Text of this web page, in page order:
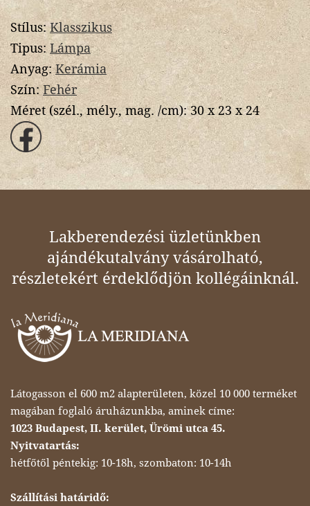
Stílus:Klasszikus
Tipus:Lámpa
Anyag:Kerámia
Szín:Fehér
Méret (szél., mély., mag. /cm):30 x 23 x 24
Lakberendezési üzletünkben
ajándékutalvány vásárolható,
részletekért érdeklődjön kollégáinknál.
Látogasson el 600 m2 alapterületen, közel 10 000 terméket
magában foglaló áruházunkba, aminek címe:
1023 Budapest, II. kerület, Ürömi utca 45.
Nyitvatartás:
hétfőtől péntekig: 10-18h, szombaton: 10-14h
Szállítási határidő: